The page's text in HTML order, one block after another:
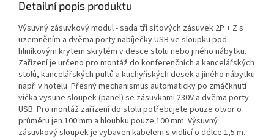
Detailní popis produktu
Výsuvný zásuvkový modul - sada tří síťových zásuvek 2P + Z s
uzemněním a dvěma porty nabíječky USB ve sloupku pod
hliníkovým krytem skrytém v desce stolu nebo jiného nábytku.
Zařízení je určeno pro montáž do konferenčních a kancelářských
stolů, kancelářských pultů a kuchyňských desek a jiného nábytku
např. v hotelu. Přesný mechanismus automaticky po zmáčknutí
víčka vysune sloupek (panel) se zásuvkami 230V a dvěma porty
USB. Pro montáž zařízení do stolu potřebujete pouze otvor o
průměru jen 100 mm a hloubku pouze 100 mm. Výsuvný
zásuvkový sloupek je vybaven kabelem s vidlicí o délce 1,5 m.